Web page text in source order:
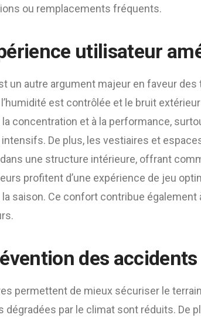
ou remplacements fréquents.
utilisateur
un autre argument majeur en faveur des
est contrôlée et le bruit
concentration et à la performance,
intensifs. De plus, les vestiaires et
une structure intérieure, offrant
profitent d’une expérience de jeu
saison. Ce confort contribue
des accidents
permettent de mieux sécuriser le
dégradées par le climat sont réduits. De